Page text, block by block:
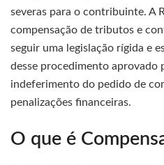
severas para o contribuinte. A
compensação de tributos e
seguir uma legislação rígida e
desse procedimento aprovado
indeferimento do pedido de
penalizações financeiras.
O que é